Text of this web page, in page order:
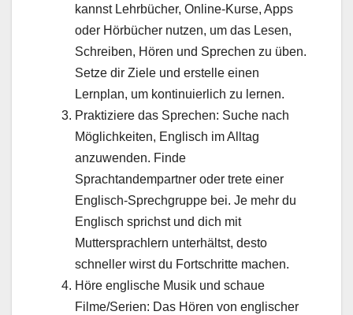
kannst Lehrbücher, Online-Kurse, Apps
oder Hörbücher nutzen, um das Lesen,
Schreiben, Hören und Sprechen zu üben.
Setze dir Ziele und erstelle einen
Lernplan, um kontinuierlich zu lernen.
Praktiziere das Sprechen: Suche nach
Möglichkeiten, Englisch im Alltag
anzuwenden. Finde
Sprachtandempartner oder trete einer
Englisch-Sprechgruppe bei. Je mehr du
Englisch sprichst und dich mit
Muttersprachlern unterhältst, desto
schneller wirst du Fortschritte machen.
Höre englische Musik und schaue
Filme/Serien: Das Hören von englischer